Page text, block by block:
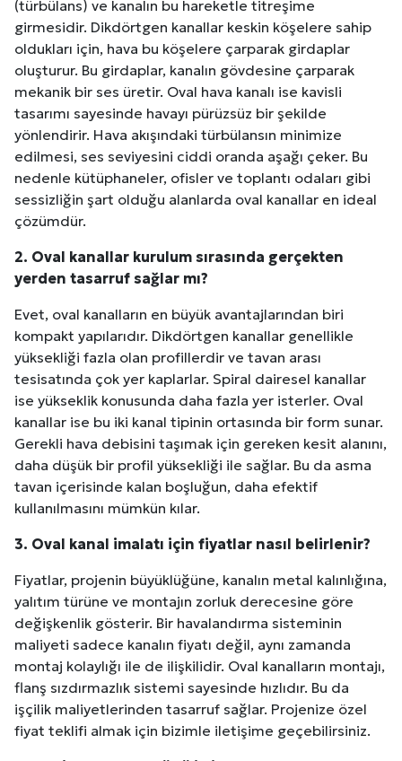
(türbülans) ve kanalın bu hareketle titreşime
girmesidir. Dikdörtgen kanallar keskin köşelere sahip
oldukları için, hava bu köşelere çarparak girdaplar
oluşturur. Bu girdaplar, kanalın gövdesine çarparak
mekanik bir ses üretir. Oval hava kanalı ise kavisli
tasarımı sayesinde havayı pürüzsüz bir şekilde
yönlendirir. Hava akışındaki türbülansın minimize
edilmesi, ses seviyesini ciddi oranda aşağı çeker. Bu
nedenle kütüphaneler, ofisler ve toplantı odaları gibi
sessizliğin şart olduğu alanlarda oval kanallar en ideal
çözümdür.
2. Oval kanallar kurulum sırasında gerçekten
yerden tasarruf sağlar mı?
Evet, oval kanalların en büyük avantajlarından biri
kompakt yapılarıdır. Dikdörtgen kanallar genellikle
yüksekliği fazla olan profillerdir ve tavan arası
tesisatında çok yer kaplarlar. Spiral dairesel kanallar
ise yükseklik konusunda daha fazla yer isterler. Oval
kanallar ise bu iki kanal tipinin ortasında bir form sunar.
Gerekli hava debisini taşımak için gereken kesit alanını,
daha düşük bir profil yüksekliği ile sağlar. Bu da asma
tavan içerisinde kalan boşluğun, daha efektif
kullanılmasını mümkün kılar.
3. Oval kanal imalatı için fiyatlar nasıl belirlenir?
Fiyatlar, projenin büyüklüğüne, kanalın metal kalınlığına,
yalıtım türüne ve montajın zorluk derecesine göre
değişkenlik gösterir. Bir havalandırma sisteminin
maliyeti sadece kanalın fiyatı değil, aynı zamanda
montaj kolaylığı ile de ilişkilidir. Oval kanalların montajı,
flanş sızdırmazlık sistemi sayesinde hızlıdır. Bu da
işçilik maliyetlerinden tasarruf sağlar. Projenize özel
fiyat teklifi almak için bizimle iletişime geçebilirsiniz.